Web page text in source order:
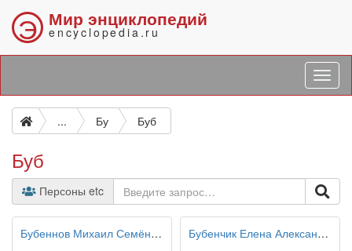
Э Мир энциклопедий
encyclopedia.ru
... Бу Буб
Буб
Персоны etc
Бубеннов Михаил Семёнович Бубенчик Елена Александровна